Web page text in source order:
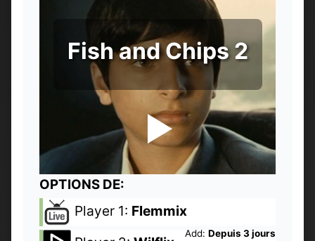
Fish and Chips 2
OPTIONS DE:
Player 1: Flemmix
Add: Depuis 3 jours